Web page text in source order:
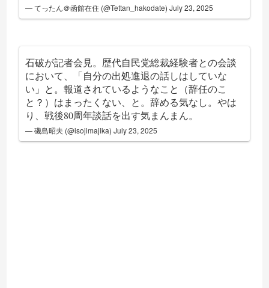
— てったん＠函館在住 (@Tettan_hakodate)July 23, 2025
石破が記者会見。歴代自民党総裁経験者との会談
において、「自分の出処進退の話しはしていな
い」と。報道されているようなこと（辞任のこ
と？）はまったくない、と。辞める気なし。やは
り、戦後80周年談話を出す気まんまん。
— 磯島昭夫 (@isojimajika)July 23, 2025